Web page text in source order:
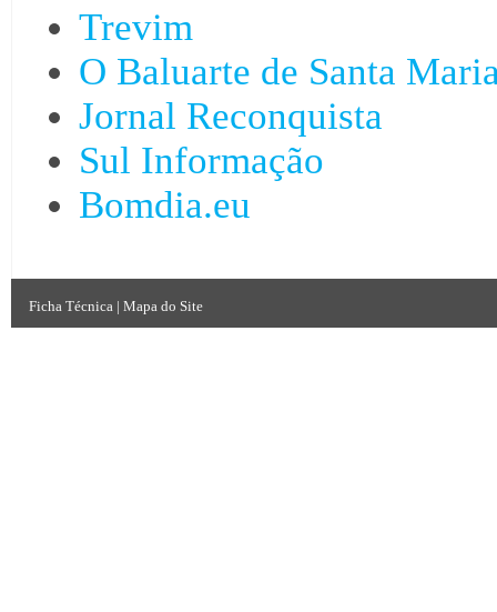
Trevim
O Baluarte de Santa
Jornal Reconquista
Sul Informação
Bomdia.eu
Ficha Técnica | Mapa do Site